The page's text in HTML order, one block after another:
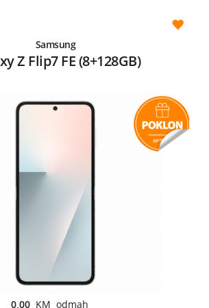
Samsung
Z Flip7 FE (8+128GB)
0,00 KM odmah